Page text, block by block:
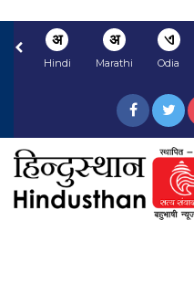
अ
Hindi
अ
Marathi
ଏ
Odia